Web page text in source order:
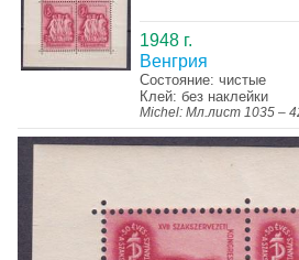
1948 г.
Венгрия
Состояние: чистые
Клей: без наклейки
Michel: Мл.лист 1035 –